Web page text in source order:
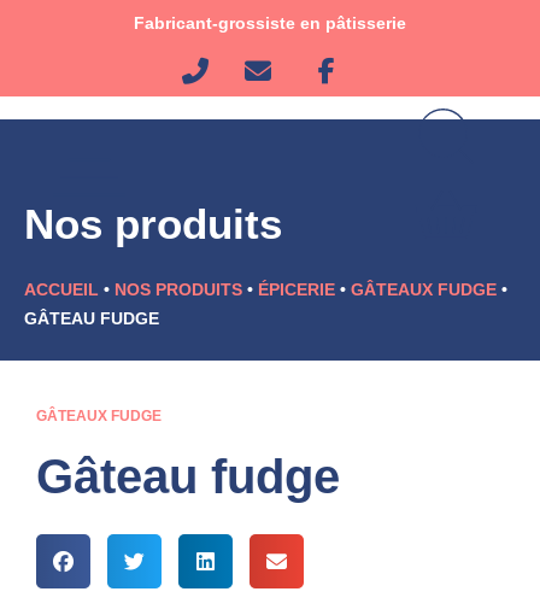
Fabricant-grossiste en pâtisserie
Nos produits
ACCUEIL • NOS PRODUITS • ÉPICERIE • GÂTEAUX FUDGE •
GÂTEAU FUDGE
GÂTEAUX FUDGE
Gâteau fudge